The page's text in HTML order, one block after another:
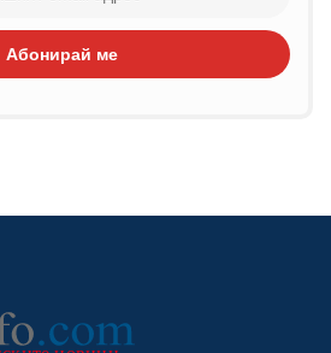
Абонирай ме